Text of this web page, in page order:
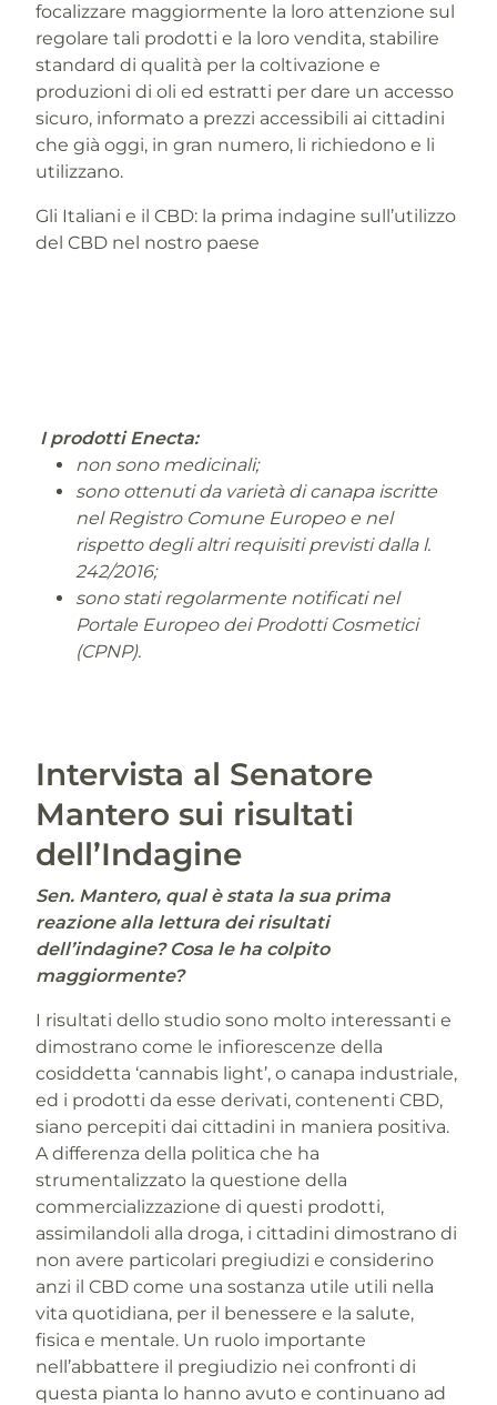
focalizzare maggiormente la loro attenzione sul
regolare tali prodotti e la loro vendita, stabilire
standard di qualità per la coltivazione e
produzioni di oli ed estratti per dare un accesso
sicuro, informato a prezzi accessibili ai cittadini
che già oggi, in gran numero, li richiedono e li
utilizzano.
Gli Italiani e il CBD: la prima indagine sull’utilizzo
del CBD nel nostro paese
I prodotti Enecta:
non sono medicinali;
sono ottenuti da varietà di canapa iscritte
nel Registro Comune Europeo e nel
rispetto degli altri requisiti previsti dalla l.
242/2016;
sono stati regolarmente notificati nel
Portale Europeo dei Prodotti Cosmetici
(CPNP).
Intervista al Senatore
Mantero sui risultati
dell’Indagine
Sen. Mantero, qual è stata la sua prima
reazione alla lettura dei risultati
dell’indagine? Cosa le ha colpito
maggiormente?
I risultati dello studio sono molto interessanti e
dimostrano come le infiorescenze della
cosiddetta ‘cannabis light’, o canapa industriale,
ed i prodotti da esse derivati, contenenti CBD,
siano percepiti dai cittadini in maniera positiva.
A differenza della politica che ha
strumentalizzato la questione della
commercializzazione di questi prodotti,
assimilandoli alla droga, i cittadini dimostrano di
non avere particolari pregiudizi e considerino
anzi il CBD come una sostanza utile utili nella
vita quotidiana, per il benessere e la salute,
fisica e mentale. Un ruolo importante
nell’abbattere il pregiudizio nei confronti di
questa pianta lo hanno avuto e continuano ad